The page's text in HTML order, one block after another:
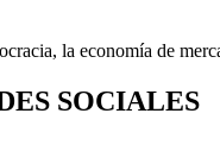
la economía de
SOCIALES